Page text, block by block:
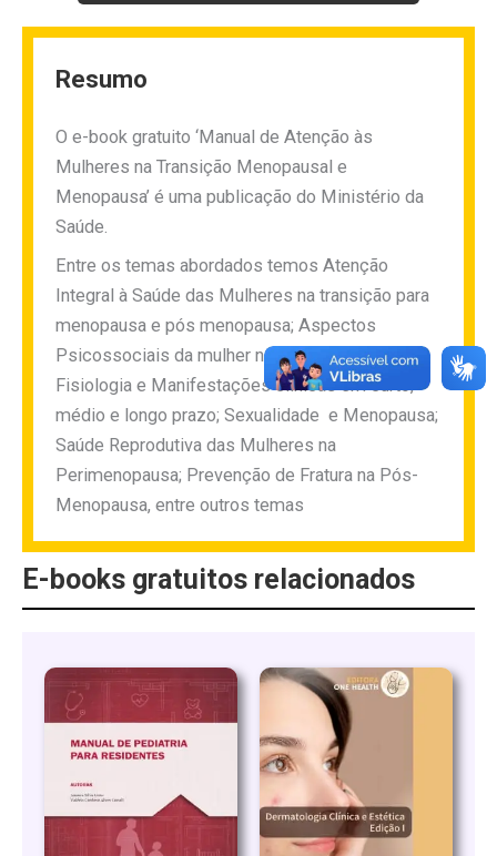
Resumo
O e-book gratuito ‘Manual de Atenção às
Mulheres na Transição Menopausal e
Menopausa’ é uma publicação do Ministério da
Saúde.
Entre os temas abordados temos Atenção
Integral à Saúde das Mulheres na transição para
menopausa e pós menopausa; Aspectos
Psicossociais da mulher na menopausa;
Fisiologia e Manifestações clínicas em curto,
médio e longo prazo; Sexualidade e Menopausa;
Saúde Reprodutiva das Mulheres na
Perimenopausa; Prevenção de Fratura na Pós-
Menopausa, entre outros temas
E-books gratuitos relacionados